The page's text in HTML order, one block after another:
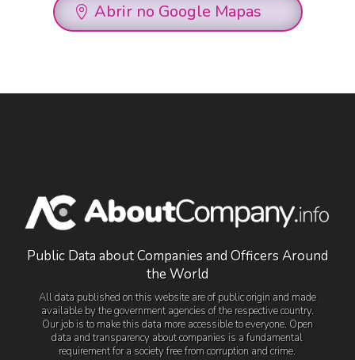
Abrir no Google Mapas
Public Data about Companies and Officers Around
the World
All data published on this website are of public origin and made
available by the government agencies of the respective country.
Our job is to make this data more accessible to everyone. Open
data and transparency about companies is a fundamental
requirement for a society free from corruption and crime.